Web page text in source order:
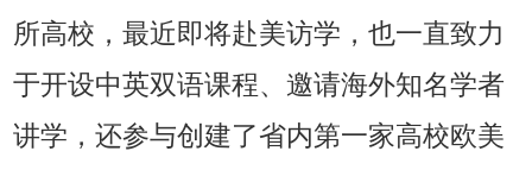
所高校，最近即将赴美访学，也一直致力
于开设中英双语课程、邀请海外知名学者
讲学，还参与创建了省内第一家高校欧美